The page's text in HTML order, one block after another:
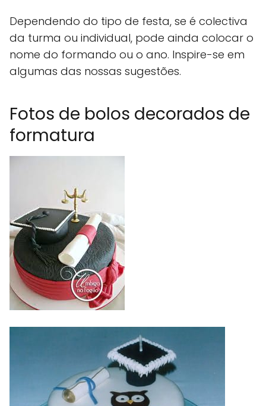
Dependendo do tipo de festa, se é colectiva
da turma ou individual, pode ainda colocar o
nome do formando ou o ano. Inspire-se em
algumas das nossas sugestões.
Fotos de bolos decorados de
formatura